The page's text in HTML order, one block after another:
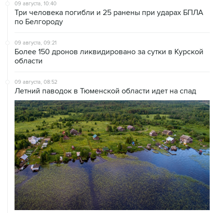
09 августа, 10:40
Три человека погибли и 25 ранены при ударах БПЛА
по Белгороду
09 августа, 09:21
Более 150 дронов ликвидировано за сутки в Курской
области
09 августа, 08:52
Летний паводок в Тюменской области идет на спад